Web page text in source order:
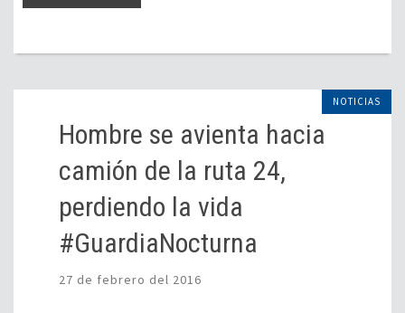
NOTICIAS
Hombre se avienta hacia
camión de la ruta 24,
perdiendo la vida
#GuardiaNocturna
27 de febrero del 2016